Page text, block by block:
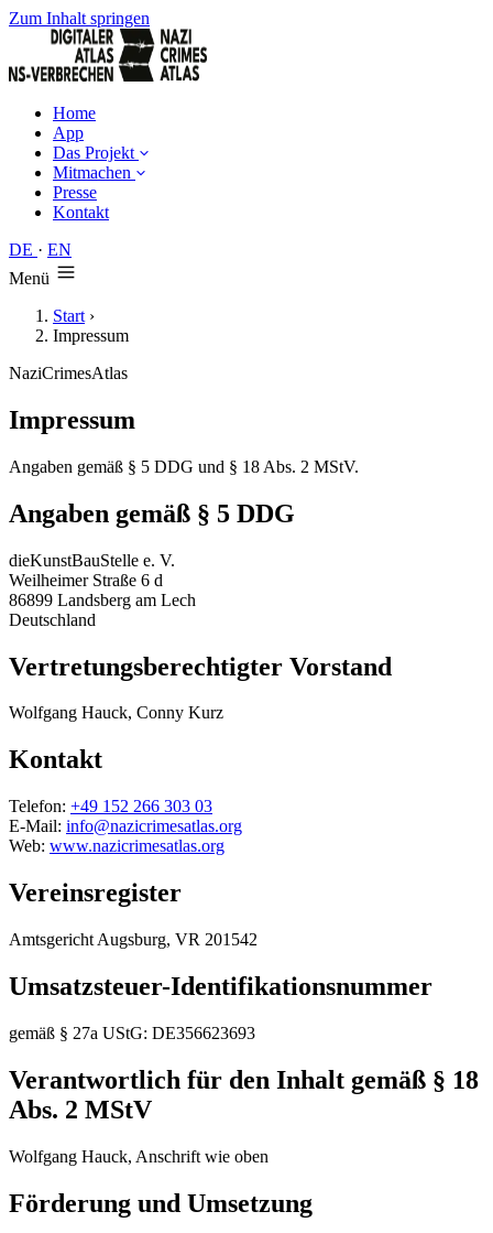
Zum Inhalt springen
Home
App
Das Projekt
Mitmachen
Presse
Kontakt
DE · EN
Menü
Start ›
Impressum
NaziCrimesAtlas
Impressum
Angaben gemäß § 5 DDG und § 18 Abs. 2 MStV.
Angaben gemäß § 5 DDG
dieKunstBauStelle e. V.
Weilheimer Straße 6 d
86899 Landsberg am Lech
Deutschland
Vertretungsberechtigter Vorstand
Wolfgang Hauck, Conny Kurz
Kontakt
Telefon: +49 152 266 303 03
E-Mail: info@nazicrimesatlas.org
Web: www.nazicrimesatlas.org
Vereinsregister
Amtsgericht Augsburg, VR 201542
Umsatzsteuer-Identifikationsnummer
gemäß § 27a UStG: DE356623693
Verantwortlich für den Inhalt gemäß § 18
Abs. 2 MStV
Wolfgang Hauck, Anschrift wie oben
Förderung und Umsetzung